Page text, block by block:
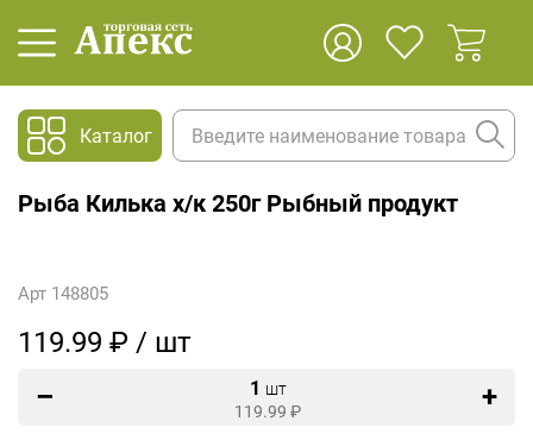
Каталог
Рыба Килька х/к 250г Рыбный продукт
Арт 148805
119.99 ₽ / шт
1 шт
119.99 ₽